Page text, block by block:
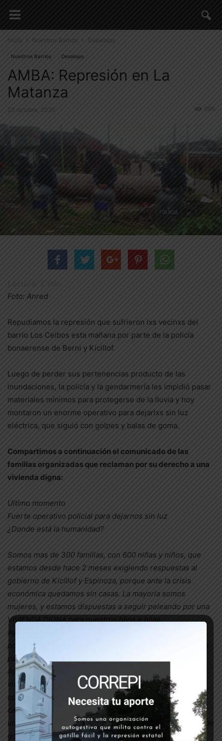
Inicio Nuestros Barrios Desalojos
Nuestros Barrios Desalojos
AMBA: Represión en La
Matanza
23 octubre, 2020 699
Foto: Anred
Repudiamos la represión que sufrieron lxs vecinxs del
barrio Los Ceibos esta mañana por parte de la policía
bonaerense de Berni y Kicillof.
Luego de perder sus pertenencias producto de las
inundaciones, la policía y la gendarmería les impidió pasar
materiales mínimos para protegerse de la lluvia y hoy
montaron un enorme operativo para dejarlxs sin luz
eléctrica, que siguió con golpes y balas de goma.
Compartimos a continuación el comunicado de las
familias organizadas que reclaman por su derecho a una
vivienda digna:
Ultimo momento
Fuerte operativo policial para dejarnos sin luz
¿Donde está la humanidad?
Somos mas de 300 familias, con 600 niñas y niños, que
estamos desde hace 2 meses exigiendo respuestas al
gobierno de Kicillof y Espinoza, porque ante la crisis
económica quedamos sin casas. La mayoria somos
mujeres, y estamos dispuestas a seguir peleando por una
VIVIENDA DIGNA para nuestros hijos e hijas.
Ayer con el temporal, nos inundamos, perdimos nuestras
pocas pertenencias. La policia y gendarmeria no nos deja
pasar ni chapas, ni maderas, para protegernos.
Ayer les preguntamos a los funcionarios si ellos podrian
vivir así con sus familias. Hoy la respuesta es un enorme
operativo policial para dejarnos sin luz, se llevaron los
cables que compramos con gran esfuerzo, y golpearon a
una vecina embarazada, y un joven fue herido con balas de
gomas.Así como a las miles de familias de Guernica, solo